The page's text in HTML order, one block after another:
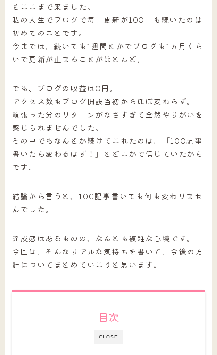
とここまで来ました。
私の人生でブログで毎日更新が100日も続いたのは
初めてのことです。
今までは、続いても1週間とかでブログも1ヵ月くら
いで更新が止まることがほとんど。
でも、ブログの収益は0円。
アクセス数もブログ開設当初からほぼ変わらず。
頑張った分のリターンがなさすぎて全然やりがいを
感じられませんでした。
その中でもなんとか続けてこれたのは、「100記事
書いたら変わるはず！」とどこかで信じていたから
です。
結論から言うと、100記事書いても何も変わりませ
んでした。
達成感はあるものの、なんとも複雑な心境です。
今回は、そんなリアルな気持ちを書いて、今後の方
針についてまとめていこうと思います。
CLOSE
目次